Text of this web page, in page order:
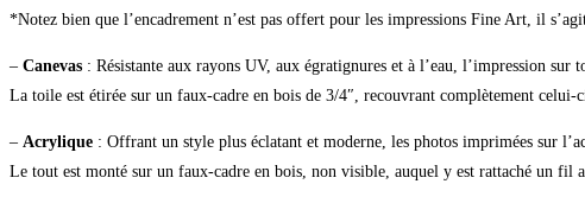
*Notez bien que l’encadrement n’est pas offert pour les impressions Fine Art, il
– Canevas : Résistante aux rayons UV, aux égratignures et à l’eau, l’impression
La toile est étirée sur un faux-cadre en bois de 3/4″, recouvrant complètement celui-
– Acrylique : Offrant un style plus éclatant et moderne, les photos imprimées sur
Le tout est monté sur un faux-cadre en bois, non visible, auquel y est rattaché un fil